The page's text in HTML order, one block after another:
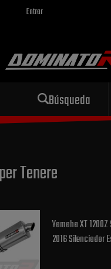
Entrar
Búsqueda
Tenere
Yamaha XT
2016 Silenciador